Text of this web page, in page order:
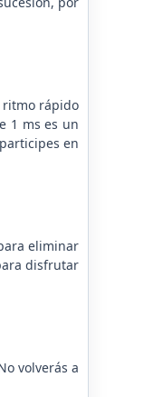
ritmo rápido
1 ms es un
en
eliminar
disfrutar
volverás a